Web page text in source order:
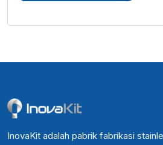
InovaKit adalah pabrik fabrikasi